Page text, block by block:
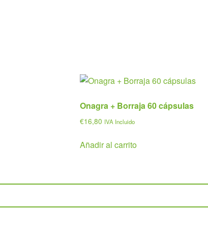
Onagra + Borraja 60 cápsulas
€16,80 IVA Incluido
Añadir al carrito